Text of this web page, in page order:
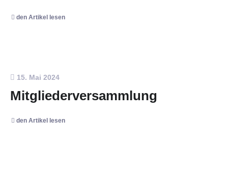
den Artikel lesen
15. Mai 2024
Mitgliederversammlung
den Artikel lesen